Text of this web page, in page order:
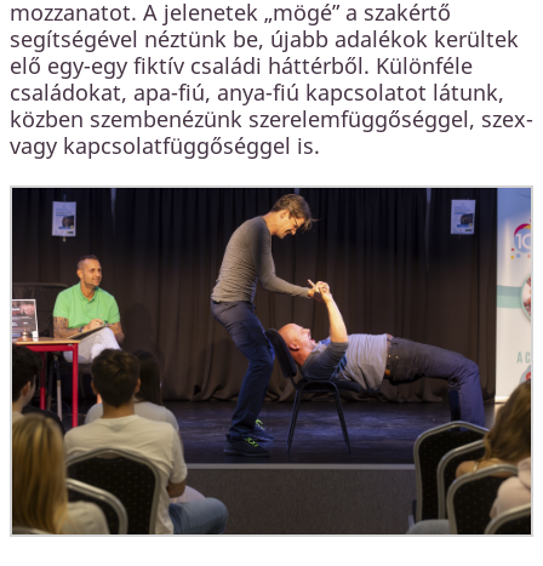
mozzanatot. A jelenetek „mögé” a szakértő
segítségével néztünk be, újabb adalékok kerültek
elő egy-egy fiktív családi háttérből. Különféle
családokat, apa-fiú, anya-fiú kapcsolatot látunk,
közben szembenézünk szerelemfüggőséggel, szex-
vagy kapcsolatfüggőséggel is.